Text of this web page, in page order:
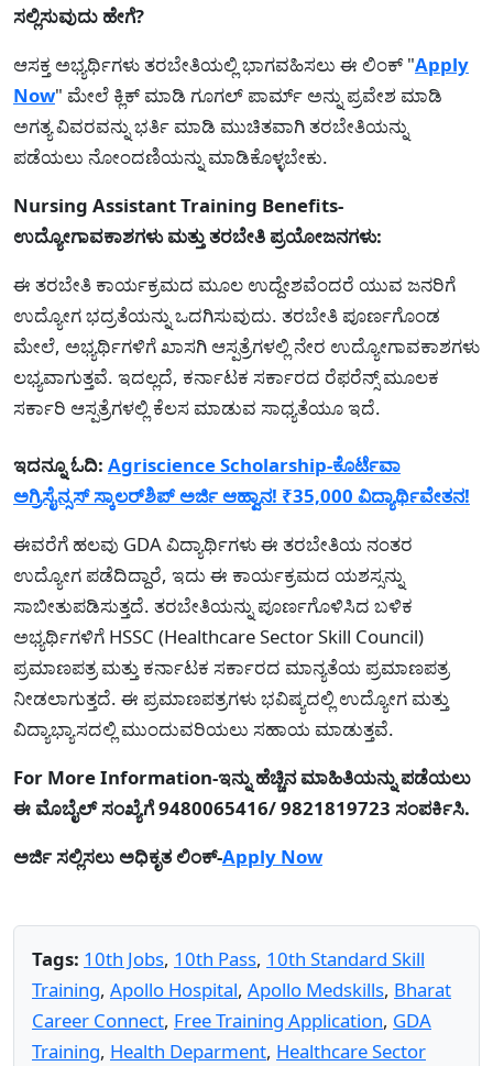
ಸಲ್ಲಿಸುವುದು ಹೇಗೆ?
ಆಸಕ್ತ ಅಭ್ಯರ್ಥಿಗಳು ತರಬೇತಿಯಲ್ಲಿ ಭಾಗವಹಿಸಲು ಈ ಲಿಂಕ್ "Apply
Now" ಮೇಲೆ ಕ್ಲಿಕ್ ಮಾಡಿ ಗೂಗಲ್ ಪಾರ್ಮ್ ಅನ್ನು ಪ್ರವೇಶ ಮಾಡಿ
ಅಗತ್ಯ ವಿವರವನ್ನು ಭರ್ತಿ ಮಾಡಿ ಮುಚಿತವಾಗಿ ತರಬೇತಿಯನ್ನು
ಪಡೆಯಲು ನೋಂದಣಿಯನ್ನು ಮಾಡಿಕೊಳ್ಳಬೇಕು.
Nursing Assistant Training Benefits-
ಉದ್ಯೋಗಾವಕಾಶಗಳು ಮತ್ತು ತರಬೇತಿ ಪ್ರಯೋಜನಗಳು:
ಈ ತರಬೇತಿ ಕಾರ್ಯಕ್ರಮದ ಮೂಲ ಉದ್ದೇಶವೆಂದರೆ ಯುವ ಜನರಿಗೆ
ಉದ್ಯೋಗ ಭದ್ರತೆಯನ್ನು ಒದಗಿಸುವುದು. ತರಬೇತಿ ಪೂರ್ಣಗೊಂಡ
ಮೇಲೆ, ಅಭ್ಯರ್ಥಿಗಳಿಗೆ ಖಾಸಗಿ ಆಸ್ಪತ್ರೆಗಳಲ್ಲಿ ನೇರ ಉದ್ಯೋಗಾವಕಾಶಗಳು
ಲಭ್ಯವಾಗುತ್ತವೆ. ಇದಲ್ಲದೆ, ಕರ್ನಾಟಕ ಸರ್ಕಾರದ ರೆಫರೆನ್ಸ್ ಮೂಲಕ
ಸರ್ಕಾರಿ ಆಸ್ಪತ್ರೆಗಳಲ್ಲಿ ಕೆಲಸ ಮಾಡುವ ಸಾಧ್ಯತೆಯೂ ಇದೆ.
ಇದನ್ನೂ ಓದಿ: Agriscience Scholarship-ಕೊರ್ಟೆವಾ
ಅಗ್ರಿಸೈನ್ಸಸ್ ಸ್ಕಾಲರ್‌ಶಿಪ್ ಅರ್ಜಿ ಆಹ್ವಾನ! ₹35,000 ವಿದ್ಯಾರ್ಥಿವೇತನ!
ಈವರೆಗೆ ಹಲವು GDA ವಿದ್ಯಾರ್ಥಿಗಳು ಈ ತರಬೇತಿಯ ನಂತರ
ಉದ್ಯೋಗ ಪಡೆದಿದ್ದಾರೆ, ಇದು ಈ ಕಾರ್ಯಕ್ರಮದ ಯಶಸ್ಸನ್ನು
ಸಾಬೀತುಪಡಿಸುತ್ತದೆ. ತರಬೇತಿಯನ್ನು ಪೂರ್ಣಗೊಳಿಸಿದ ಬಳಿಕ
ಅಭ್ಯರ್ಥಿಗಳಿಗೆ HSSC (Healthcare Sector Skill Council)
ಪ್ರಮಾಣಪತ್ರ ಮತ್ತು ಕರ್ನಾಟಕ ಸರ್ಕಾರದ ಮಾನ್ಯತೆಯ ಪ್ರಮಾಣಪತ್ರ
ನೀಡಲಾಗುತ್ತದೆ. ಈ ಪ್ರಮಾಣಪತ್ರಗಳು ಭವಿಷ್ಯದಲ್ಲಿ ಉದ್ಯೋಗ ಮತ್ತು
ವಿದ್ಯಾಭ್ಯಾಸದಲ್ಲಿ ಮುಂದುವರಿಯಲು ಸಹಾಯ ಮಾಡುತ್ತವೆ.
For More Information-ಇನ್ನು ಹೆಚ್ಚಿನ ಮಾಹಿತಿಯನ್ನು ಪಡೆಯಲು
ಈ ಮೊಬೈಲ್ ಸಂಖ್ಯೆಗೆ 9480065416/ 9821819723 ಸಂಪರ್ಕಿಸಿ.
ಅರ್ಜಿ ಸಲ್ಲಿಸಲು ಅಧಿಕೃತ ಲಿಂಕ್-Apply Now
Tags: 10th Jobs, 10th Pass, 10th Standard Skill
Training, Apollo Hospital, Apollo Medskills, Bharat
Career Connect, Free Training Application, GDA
Training, Health Deparment, Healthcare Sector